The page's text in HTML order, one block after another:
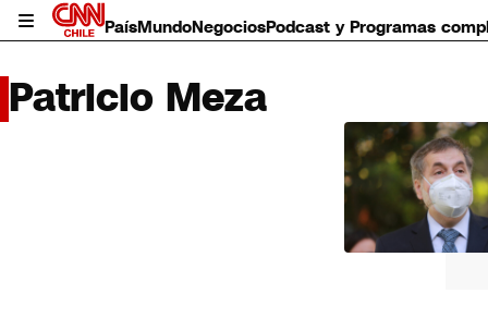
PaísMundoNegociosPodcast y Programas
Patricio Meza
LO